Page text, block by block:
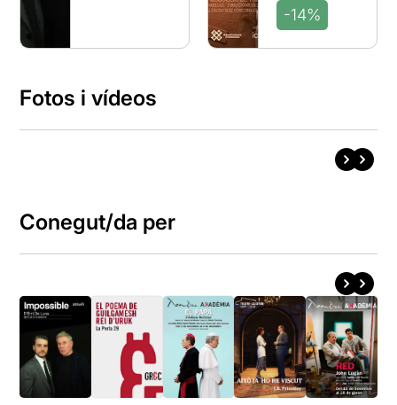
-14%
Fotos i vídeos
Conegut/da per